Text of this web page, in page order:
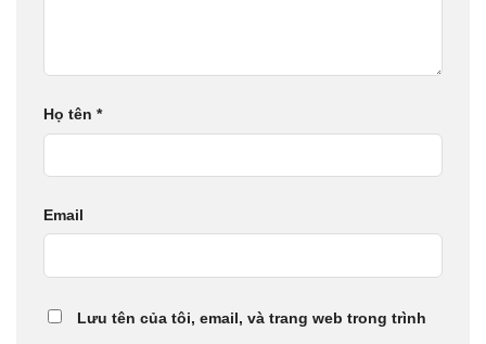
Họ tên *
Email
Lưu tên của tôi, email, và trang web trong trình